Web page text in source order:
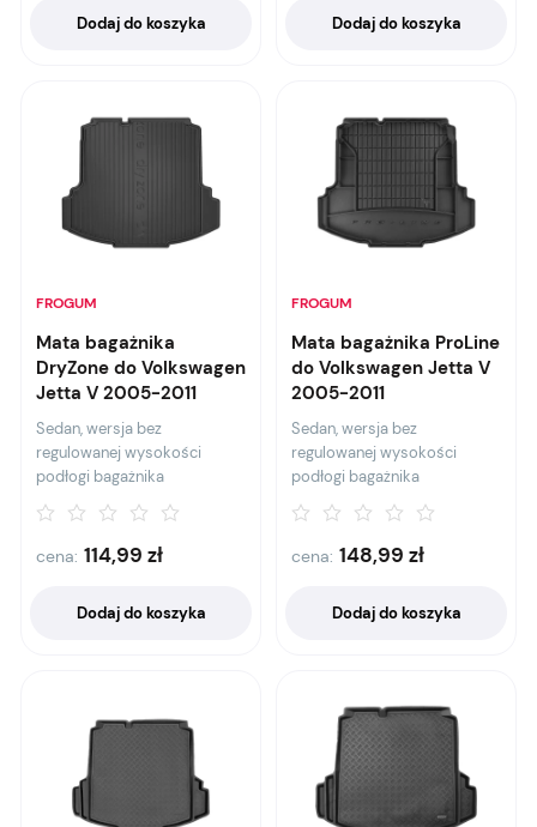
Dodaj do koszyka Dodaj do koszyka
FROGUM
Mata bagażnika
DryZone do Volkswagen
Jetta V 2005-2011
Sedan, wersja bez
regulowanej wysokości
podłogi bagażnika
cena: 114,99 zł
Dodaj do koszyka
FROGUM
Mata bagażnika ProLine
do Volkswagen Jetta V
2005-2011
Sedan, wersja bez
regulowanej wysokości
podłogi bagażnika
cena: 148,99 zł
Dodaj do koszyka